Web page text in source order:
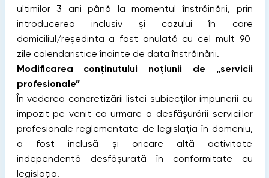
ultimilor 3 ani până la momentul înstrăinării, prin
introducerea inclusiv și cazului în care
domiciliul/reședinţa a fost anulată cu cel mult 90
zile calendaristice înainte de data înstrăinării.
Modificarea conținutului noțiunii de „servicii
profesionale”
În vederea concretizării listei subiecților impunerii cu
impozit pe venit ca urmare a desfășurării serviciilor
profesionale reglementate de legislația în domeniu,
a fost inclusă şi oricare altă activitate
independentă desfăşurată în conformitate cu
legislaţia.